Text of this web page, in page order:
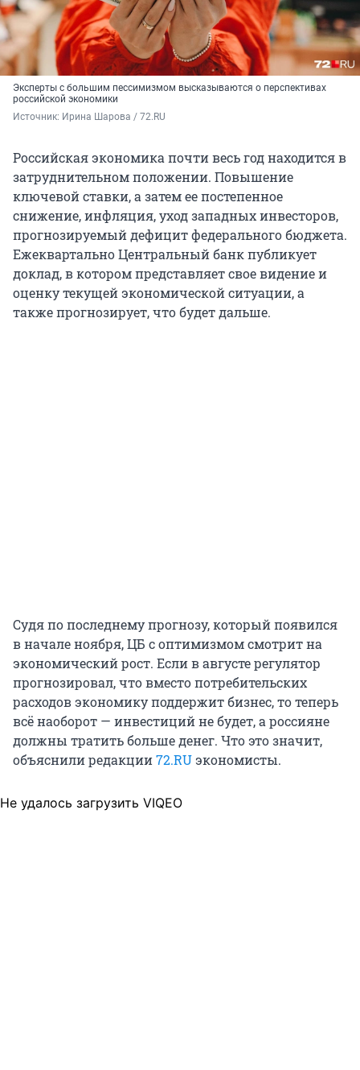
Эксперты с большим пессимизмом высказываются о перспективах
российской экономики
Источник: Ирина Шарова / 72.RU
Российская экономика почти весь год находится в
затруднительном положении. Повышение
ключевой ставки, а затем ее постепенное
снижение, инфляция, уход западных инвесторов,
прогнозируемый дефицит федерального бюджета.
Ежеквартально Центральный банк публикует
доклад, в котором представляет свое видение и
оценку текущей экономической ситуации, а
также прогнозирует, что будет дальше.
Судя по последнему прогнозу, который появился
в начале ноября, ЦБ с оптимизмом смотрит на
экономический рост. Если в августе регулятор
прогнозировал, что вместо потребительских
расходов экономику поддержит бизнес, то теперь
всё наоборот — инвестиций не будет, а россияне
должны тратить больше денег. Что это значит,
объяснили редакции72.RUэкономисты.
Не удалось загрузить VIQEO